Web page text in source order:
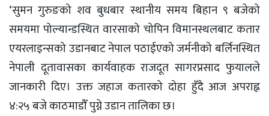
‘सुमन गुरुङको शव बुधबार स्थानीय समय बिहान ९ बजेको
समयमा पोल्यान्डस्थित वारसाको चोपिन विमानस्थलबाट कतार
एयरलाइन्सको उडानबाट नेपाल पठाईएको जर्मनीको बर्लिनस्थित
नेपाली दूतावासका कार्यवाहक राजदूत सागरप्रसाद फुयालले
जानकारी दिए। उक्त जहाज कतारको दोहा हुँदै आज अपराह्न
४:२५ बजे काठमाडौँ पुग्ने उडान तालिका छ।